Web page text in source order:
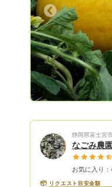
東北1550円 関東
1350円 関西・中
1350円
Next
静岡県富士宮
なごみ農園
お気に入り：
📦 リクエスト目安金額